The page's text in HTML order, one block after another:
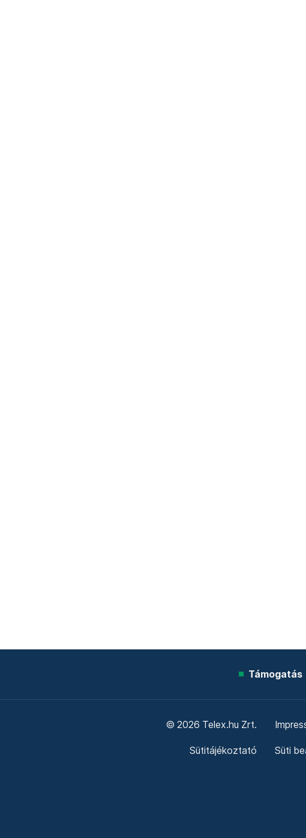
Támogatás
© 2026 Telex.hu Zrt.
Sütitájékoztató Süti